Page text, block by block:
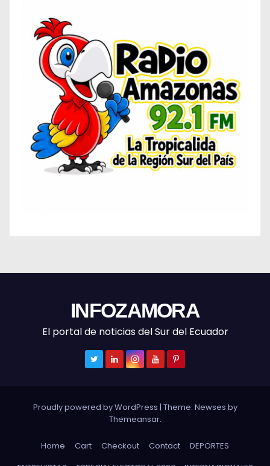
INFOZAMORA
El portal de noticias del Sur del Ecuador
Proudly powered by WordPress | Theme: Newses by
Themeansar.
Home Cart Checkout Contact
DEPORTES